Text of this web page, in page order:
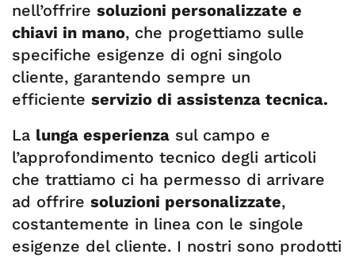
nell’offrire soluzioni personalizzate e
chiavi in mano, che progettiamo sulle
specifiche esigenze di ogni singolo
cliente, garantendo sempre un
efficiente servizio di assistenza tecnica.
La lunga esperienza sul campo e
l’approfondimento tecnico degli articoli
che trattiamo ci ha permesso di arrivare
ad offrire soluzioni personalizzate,
costantemente in linea con le singole
esigenze del cliente. I nostri sono prodotti